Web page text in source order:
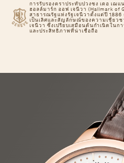
การรับรองตราประทับปวงซง เดอ เฌแ
ฮอลล์มาร์ก ออฟ เจนีวา (Hallmark of
สาธารณรัฐแห่งรัฐเจนีวาตั้งแต่ปี
เป็นเลิศและสัญลักษณ์ของความเชี่ยว
เจนีวา ซึ่งเปรียบเสมือนต้นกำเนิดใน
และประสิทธิภาพที่น่าเชื่อถือ